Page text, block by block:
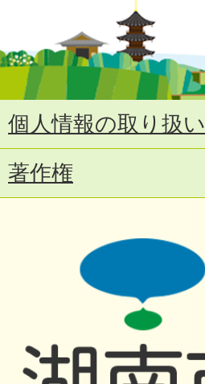
個人情報の取り扱い
著作権